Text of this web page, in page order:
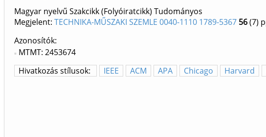
Magyar nyelvű Szakcikk (Folyóiratcikk) Tudományos
Megjelent: TECHNIKA-MŰSZAKI SZEMLE 0040-1110 1789-5367 56(7)
Azonosítók
MTMT: 2453674
Hivatkozás stílusok:
IEEE ACM APA Chicago Harvard